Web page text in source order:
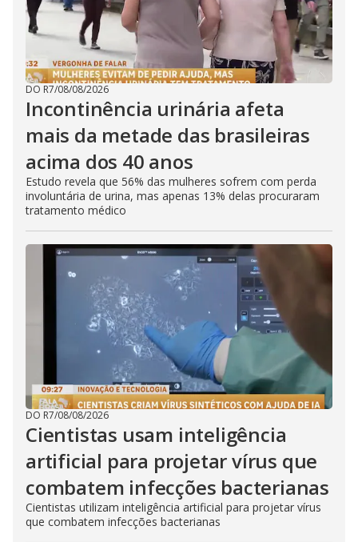
DO R7/08/08/2026
Incontinência urinária afeta
mais da metade das brasileiras
acima dos 40 anos
Estudo revela que 56% das mulheres sofrem com perda
involuntária de urina, mas apenas 13% delas procuraram
tratamento médico
DO R7/08/08/2026
Cientistas usam inteligência
artificial para projetar vírus que
combatem infecções bacterianas
Cientistas utilizam inteligência artificial para projetar vírus
que combatem infecções bacterianas